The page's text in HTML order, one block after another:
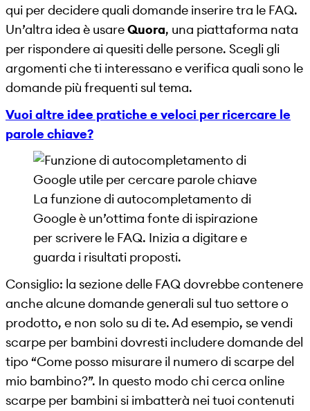
qui per decidere quali domande inserire tra le FAQ.
Un’altra idea è usareQuora, una piattaforma nata
per rispondere ai quesiti delle persone. Scegli gli
argomenti che ti interessano e verifica quali sono le
domande più frequenti sul tema.
Vuoi altre idee pratiche e veloci per ricercare le
parole chiave?
La funzione di autocompletamento di
Google è un’ottima fonte di ispirazione
per scrivere le FAQ. Inizia a digitare e
guarda i risultati proposti.
Consiglio: la sezione delle FAQ dovrebbe contenere
anche alcune domande generali sul tuo settore o
prodotto, e non solo su di te. Ad esempio, se vendi
scarpe per bambini dovresti includere domande del
tipo “Come posso misurare il numero di scarpe del
mio bambino?”. In questo modo chi cerca online
scarpe per bambini si imbatterà nei tuoi contenuti